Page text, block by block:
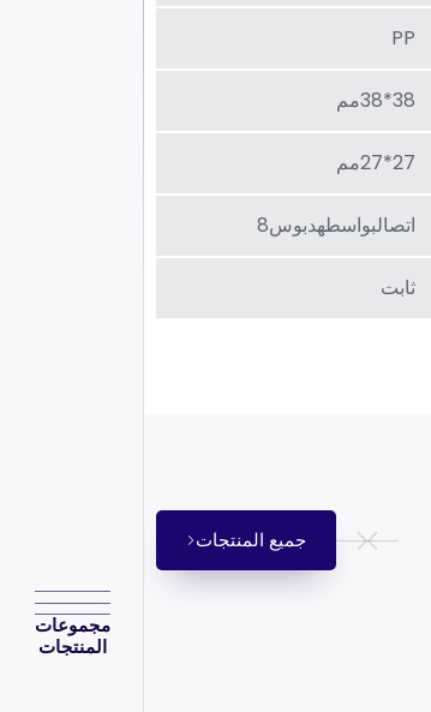
مجموعات
المنتجات
PP
38*38مم
27*27مم
اتصالبواسطهدبوس8
ثابت
جميع المنتجات